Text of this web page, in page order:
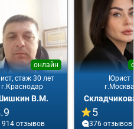
стаж 30 лет
онлайн
г.Краснодар
В.М.
914 отзывов
Юрист
г.Москва
5
376 отзывов